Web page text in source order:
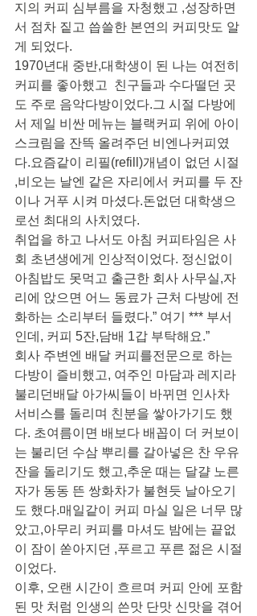
지의 커피 심부름을 자청했고 ,성장하면
서 점차 짙고 씁쓸한 본연의 커피맛도 알
게 되었다.
1970년대 중반,대학생이 된 나는 여전히
커피를 좋아했고  친구들과 수다떨던 곳
도 주로 음악다방이었다.그 시절 다방에
서 제일 비싼 메뉴는 블랙커피 위에 아이
스크림을 잔뜩 올려주던 비엔나커피였
다.요즘같이 리필(refill)개념이 없던 시절
,비오는 날엔 같은 자리에서 커피를 두 잔
이나 거푸 시켜 마셨다.돈없던 대학생으
로선 최대의 사치였다.
취업을 하고 나서도 아침 커피타임은 사
회 초년생에게 인상적이었다. 정신없이
아침밥도 못먹고 출근한 회사 사무실,자
리에 앉으면 어느 동료가 근처 다방에 전
화하는 소리부터 들렸다.” 여기 *** 부서
인데, 커피 5잔,담배 1갑 부탁해요.”
회사 주변엔 배달 커피를전문으로 하는
다방이 즐비했고, 여주인 마담과 레지라
불리던배달 아가씨들이 바뀌면 인사차
서비스를 돌리며 친분을 쌓아가기도 했
다. 초여름이면 배보다 배꼽이 더 커보이
는 불리던 수삼 뿌리를 갈아넣은 찬 우유
잔을 돌리기도 했고,추운 때는 달걀 노른
자가 동동 뜬 쌍화차가 불현듯 날아오기
도 했다.매일같이 커피 마실 일은 너무 많
았고,아무리 커피를 마셔도 밤에는 끝없
이 잠이 쏟아지던 ,푸르고 푸른 젊은 시절
이었다.
이후, 오랜 시간이 흐르며 커피 안에 포함
된 맛 처럼 인생의 쓴맛 단맛 신맛을 겪어